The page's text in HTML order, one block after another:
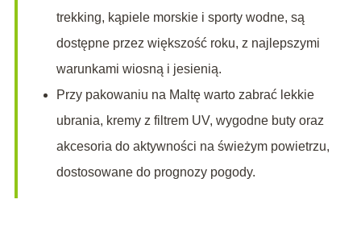
trekking, kąpiele morskie i sporty wodne, są
dostępne przez większość roku, z najlepszymi
warunkami wiosną i jesienią.
Przy pakowaniu na Maltę warto zabrać lekkie
ubrania, kremy z filtrem UV, wygodne buty oraz
akcesoria do aktywności na świeżym powietrzu,
dostosowane do prognozy pogody.